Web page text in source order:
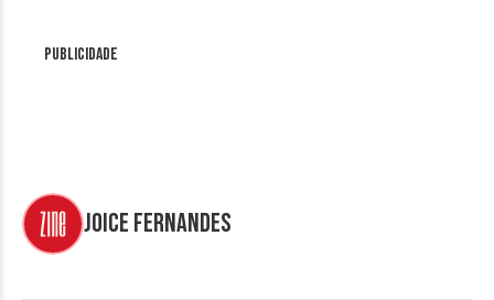
Publicidade
Joice Fernandes